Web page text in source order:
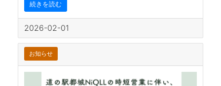
続きを読む
2026-02-01
お知らせ